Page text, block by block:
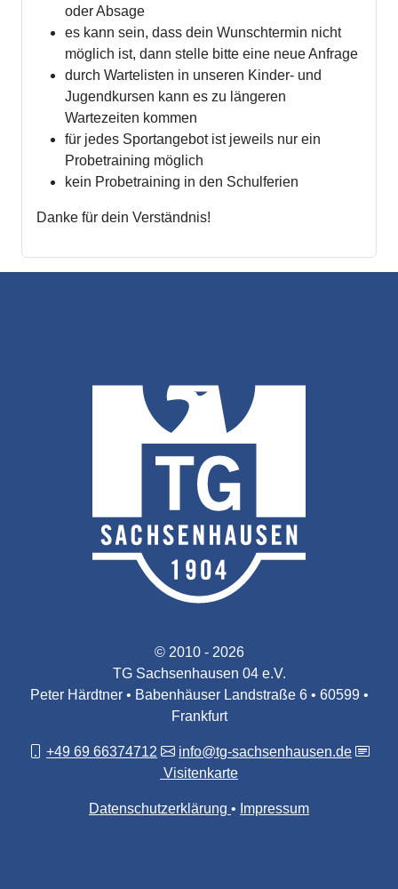
oder Absage
es kann sein, dass dein Wunschtermin nicht
möglich ist, dann stelle bitte eine neue Anfrage
durch Wartelisten in unseren Kinder- und
Jugendkursen kann es zu längeren
Wartezeiten kommen
für jedes Sportangebot ist jeweils nur ein
Probetraining möglich
kein Probetraining in den Schulferien
Danke für dein Verständnis!
© 2010 - 2026
TG Sachsenhausen 04 e.V.
Peter Härdtner • Babenhäuser Landstraße 6 • 60599 •
Frankfurt
+49 69 66374712
info@tg-sachsenhausen.de
Visitenkarte
Datenschutzerklärung Impressum